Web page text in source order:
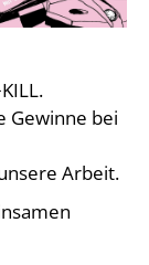
Gewinne bei
Arbeit.